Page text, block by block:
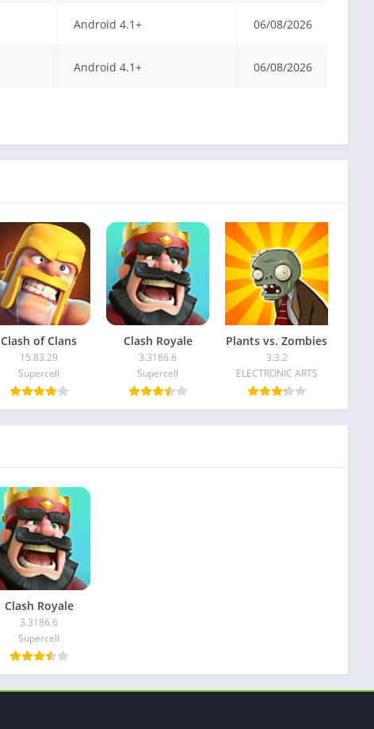
Android 4.1+ 06/08/2026
Android 4.1+ 06/08/2026
Clash of Clans
15.83.29
Supercell
Clash Royale
3.3186.6
Supercell
Plants vs. Zombies
3.3.2
ELECTRONIC ARTS
Clash Royale
3.3186.6
Supercell